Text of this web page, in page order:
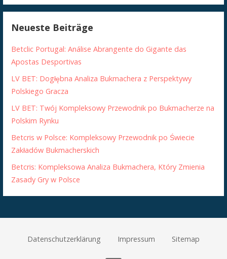
Neueste Beiträge
Betclic Portugal: Análise Abrangente do Gigante das
Apostas Desportivas
LV BET: Dogłębna Analiza Bukmachera z Perspektywy
Polskiego Gracza
LV BET: Twój Kompleksowy Przewodnik po Bukmacherze na
Polskim Rynku
Betcris w Polsce: Kompleksowy Przewodnik po Świecie
Zakładów Bukmacherskich
Betcris: Kompleksowa Analiza Bukmachera, Który Zmienia
Zasady Gry w Polsce
Datenschutzerklärung Impressum Sitemap